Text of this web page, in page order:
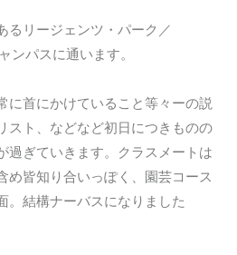
るリージェンツ・パーク／
ンパスに通います。
に首にかけていること等々ーの説
スト、などなど初日につきものの
過ぎていきます。クラスメートは
め皆知り合いっぽく、園芸コース
。結構ナーバスになりました